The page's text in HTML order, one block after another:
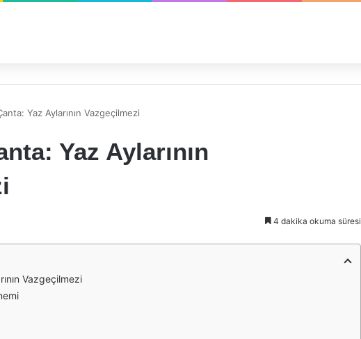
Yaz Aylarının Vazgeçilmezi
Yaz Aylarının
4 dakika okuma süresi
Vazgeçilmezi